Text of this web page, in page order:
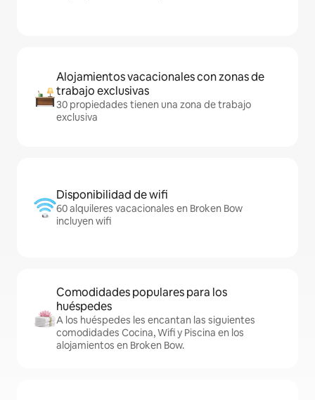
Alojamientos vacacionales con zonas de
trabajo exclusivas
30 propiedades tienen una zona de trabajo
exclusiva
Disponibilidad de wifi
60 alquileres vacacionales en Broken Bow
incluyen wifi
Comodidades populares para los
huéspedes
A los huéspedes les encantan las siguientes
comodidades Cocina, Wifi y Piscina en los
alojamientos en Broken Bow.